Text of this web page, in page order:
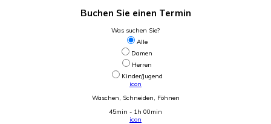
Buchen Sie einen Termin
Was suchen Sie?
Alle
Damen
Herren
Kinder/Jugend
icon
Waschen, Schneiden, Föhnen
45min - 1h 00min
icon